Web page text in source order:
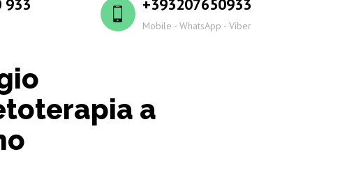
933 +393207650933
Mobile - WhatsApp - Viber
a